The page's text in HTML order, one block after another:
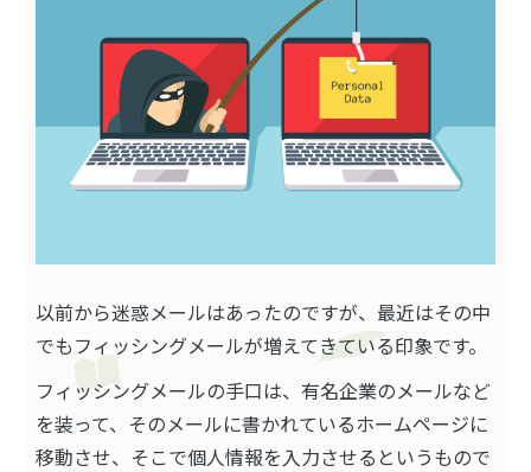
以前から迷惑メールはあったのですが、最近はその中
でもフィッシングメールが増えてきている印象です。
フィッシングメールの手口は、有名企業のメールなど
を装って、そのメールに書かれているホームページに
移動させ、そこで個人情報を入力させるというもので